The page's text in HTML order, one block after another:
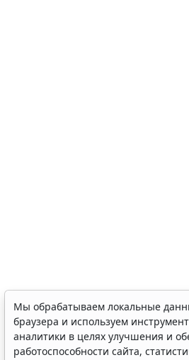
Мы обрабатываем локальные
браузера и используем
аналитики в целях улучшения и
работоспособности сайта,